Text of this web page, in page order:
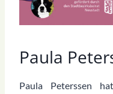
Paula
Paula Peterssen